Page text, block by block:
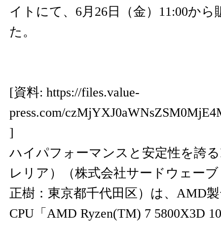
イトにて、6月26日（金）11:00か
た。
[資料: https://files.value-
press.com/
]
ハイパフォーマンスと安定性を誇
レリア）（株式会社サードウェー
正樹：東京都千代田区）は、AMD
CPU「AMD Ryzen(TM) 7 5800X3D